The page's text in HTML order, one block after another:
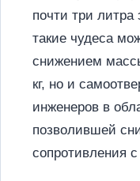
почти три
такие чудеса
снижением
кг, но и
инженеров в
позволившей
сопротивления